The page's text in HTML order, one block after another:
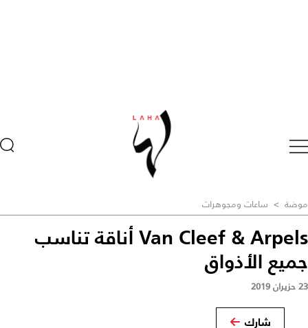
موضة > ساعات ومجوهرات
Van Cleef & Arpels أناقة تناسب
جميع الأذواق
23 حزيران 2019
شارك